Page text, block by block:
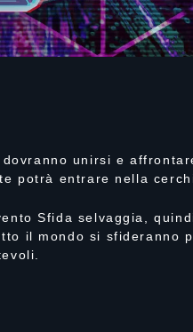
unirsi e
potrà entrare nella
Sfida selvaggia,
il mondo si sfideranno